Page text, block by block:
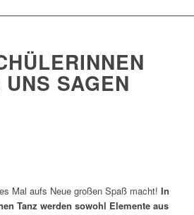
UNS SAGEN
Mal aufs Neue großen Spaß macht! In
Tanz werden sowohl Elemente aus